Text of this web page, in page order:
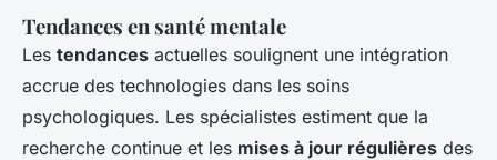
Tendances en santé mentale
Les tendances actuelles soulignent une intégration
accrue des technologies dans les soins
psychologiques. Les spécialistes estiment que la
recherche continue et les mises à jour régulières des